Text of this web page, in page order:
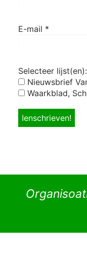
E-mail *
Selecteer lijst(en):
Nieuwsbrief